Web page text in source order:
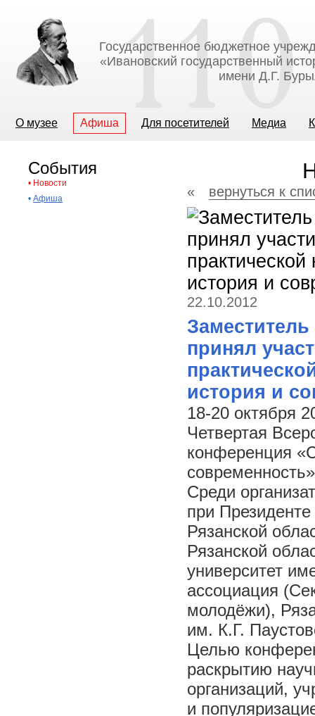
Государственное бюджетное
«Ивановский государственный
имени Д.Г.
О музее Афиша Для посетителей Медиа
События
• Новости
• Афиша « вернуться к
22.10.2012
принял
история и
18-20 октября
Четвертая
конференция
Среди
при
Рязанской
Рязанской
университет
ассоциация
молодёжи),
им. К.Г.
Целью
раскрытию
организаций,
и